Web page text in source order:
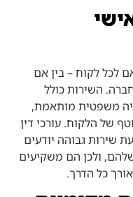
לכל לקוח – בין אם
השירות כולל
משפטית מותאמת,
של הלקוח. עורכי דין
שירות גבוהה יודעים
ולכן הם משקיעים
כל הדרך.